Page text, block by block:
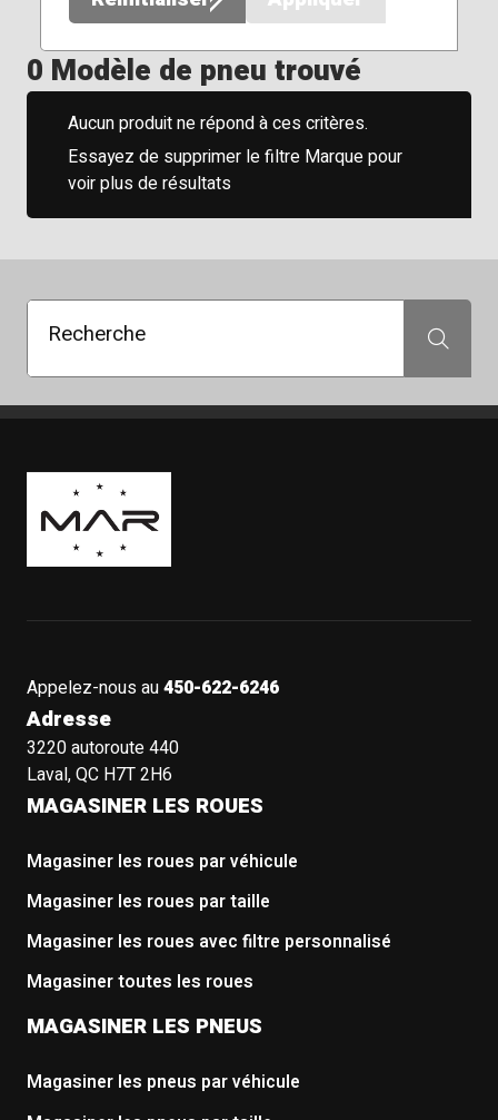
0 Modèle de pneu trouvé
Aucun produit ne répond à ces critères.
Essayez de supprimer le filtre Marque pour
voir plus de résultats
Recherche Recherche
Boutique Mags à Rabais
Appelez-nous au450-622-6246
Adresse
3220 autoroute 440
Laval, QC H7T 2H6
MAGASINER LES ROUES
Magasiner les roues par véhicule
Magasiner les roues par taille
Magasiner les roues avec filtre personnalisé
Magasiner toutes les roues
MAGASINER LES PNEUS
Magasiner les pneus par véhicule